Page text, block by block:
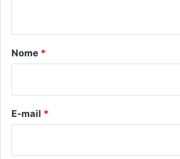
r
*
Nome *
E-mail *